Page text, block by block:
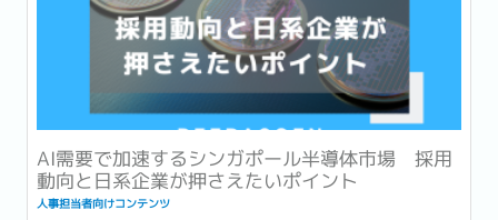
AI需要で加速するシンガポール半導体市場 採用
動向と日系企業が押さえたいポイント
人事担当者向けコンテンツ